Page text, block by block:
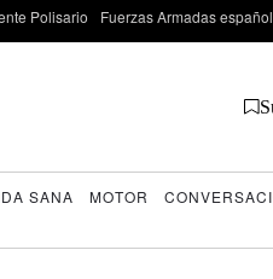
Polisario Fuerzas Armadas
SANA MOTOR